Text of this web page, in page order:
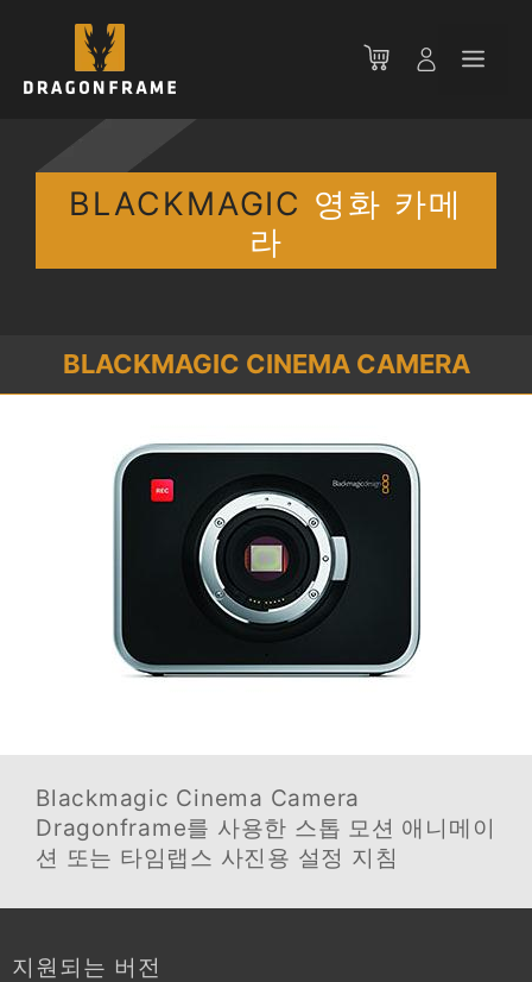
메
BLACKMAGIC 영화 카메
라
BLACKMAGIC CINEMA CAMERA
Blackmagic Cinema Camera
Dragonframe를 사용한 스톱 모션 애니메이
션 또는 타임랩스 사진용 설정 지침
지원되는 버전